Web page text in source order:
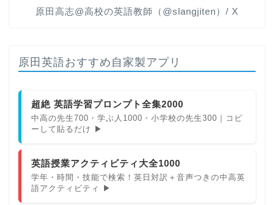
原田高志@高校の英語教師（@slangjiten）/ X
原田英語おすすめ自家製アプリ
超絶 英語学習プロンプト全集2000
中高の先生700・学ぶ人1000・小学校の先生300｜コピ
ーして貼るだけ ▶
英語授業アクティビティ大全1000
学年・時間・技能で検索！英日対訳＋音声つきの中高英
語アクティビティ ▶